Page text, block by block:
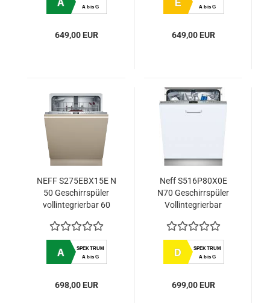
A
A bis G
649,00 EUR
E
A bis G
649,00 EUR
NEFF S275EBX15E N
50 Geschirrspüler
vollintegrierbar 60
VarioScharnier für
besondere
Einbausituationen
A
SPEKTRUM
A bis G
698,00 EUR
Neff S516P80X0E
N70 Geschirrspüler
Vollintegrierbar
D
SPEKTRUM
A bis G
699,00 EUR